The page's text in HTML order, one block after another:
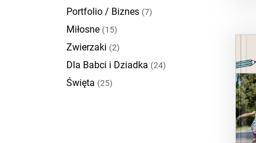
Portfolio / Biznes (7)
Miłosne (15)
Zwierzaki (2)
Dla Babci i Dziadka (24)
Święta (25)